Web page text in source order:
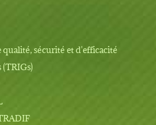
sécurité et d'efficacité